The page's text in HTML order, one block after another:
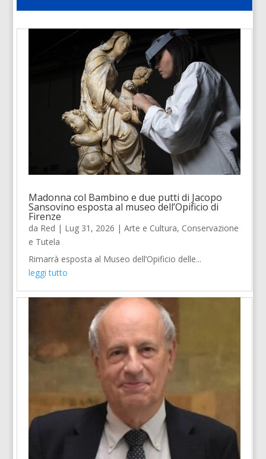
Madonna col Bambino e due putti di Jacopo
Sansovino esposta al museo dell’Opificio di
Firenze
da Red | Lug 31, 2026 |Arte e Cultura, Conservazione
e Tutela
Rimarrà esposta al Museo dell’Opificio delle...
leggi tutto